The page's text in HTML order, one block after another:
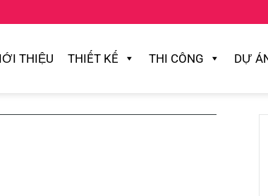
THIỆU THIẾT KẾ THI CÔNG DỰ